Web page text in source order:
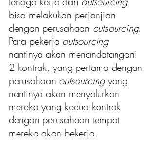
bisa melakukan perjanjian
dengan perusahaan outsourcing.
Para pekerja outsourcing
nantinya akan menandatangani
2 kontrak, yang pertama dengan
perusahaan outsourcing yang
nantinya akan menyalurkan
mereka yang kedua kontrak
dengan perusahaan tempat
mereka akan bekerja.